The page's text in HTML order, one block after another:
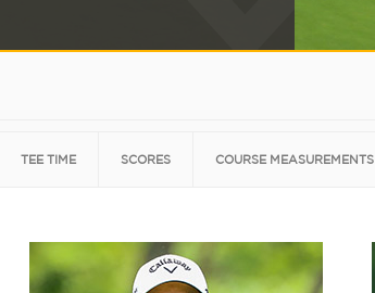
TEE TIME SCORES COURSE MEASUREMENTS